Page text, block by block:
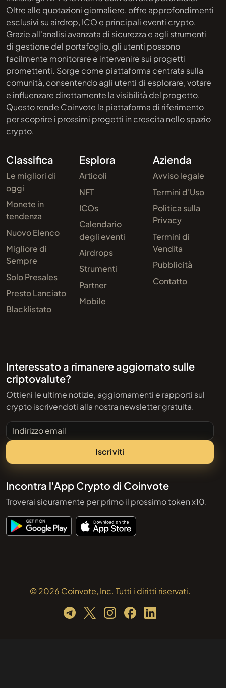
Oltre alle quotazioni giornaliere, offre approfondimenti
esclusivi su airdrop, ICO e principali eventi crypto.
Grazie all'analisi avanzata di sicurezza e agli strumenti
di gestione del portafoglio, gli utenti possono
facilmente monitorare e intervenire sui progetti
promettenti. Sorge come piattaforma centrata sulla
comunità, consentendo agli utenti di esplorare, votare
e influenzare direttamente la visibilità del progetto.
Questo rende Coinvote la piattaforma di riferimento
per scoprire i prossimi progetti in crescita nello spazio
crypto.
Classifica
Le migliori di
oggi
Monete in
tendenza
Nuovo Elenco
Migliore di
Sempre
Solo Presales
Presto Lanciato
Blacklistato
Esplora
Articoli
NFT
ICOs
Calendario
degli eventi
Airdrops
Strumenti
Partner
Mobile
Azienda
Avviso legale
Termini d'Uso
Politica sulla
Privacy
Termini di
Vendita
Pubblicità
Contatto
Interessato a rimanere aggiornato sulle
criptovalute?
Ottieni le ultime notizie, aggiornamenti e rapporti sul
crypto iscrivendoti alla nostra newsletter gratuita.
Indirizzo email
Iscriviti
Incontra l'App Crypto di Coinvote
Troverai sicuramente per primo il prossimo token x10.
© 2026 Coinvote, Inc. Tutti i diritti riservati.